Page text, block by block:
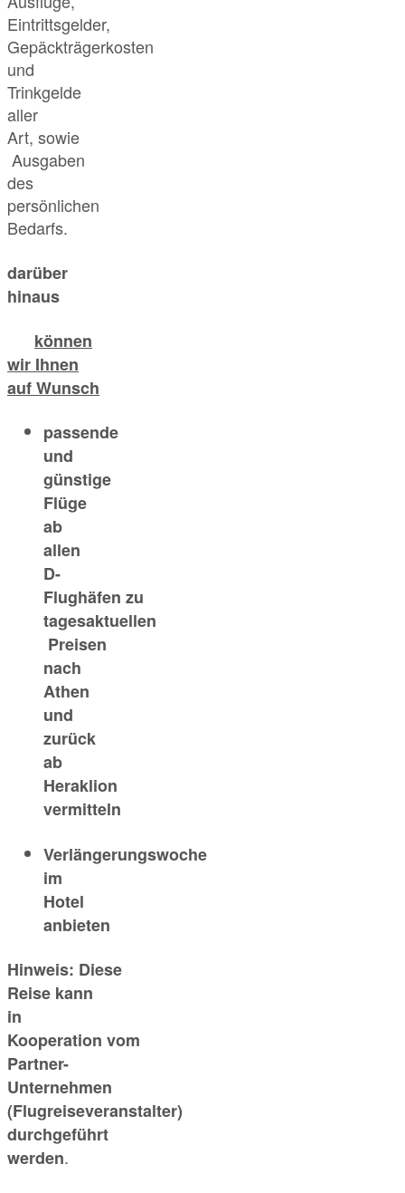
Eintrittsgelder,
Gepäckträgerkosten
und
Trinkgelde
aller
Art, sowie
Ausgaben
des
persönlichen
Bedarfs.
darüber
hinaus
können
wir Ihnen
auf Wunsch
passende
und
günstige
Flüge
ab
allen
D-
Flughäfen zu
tagesaktuellen
Preisen
nach
Athen
und
zurück
ab
Heraklion
vermitteln
Verlängerungswoche
im
Hotel
anbieten
Hinweis: Diese
Reise kann
in
Kooperation vom
Partner-
Unternehmen
(Flugreiseveranstalter)
durchgeführt
werden.